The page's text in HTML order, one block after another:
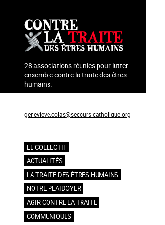
contenu
principal
28 associations réunies pour lutter
ensemble contre la traite des êtres
humains.
genevieve.colas@secours-catholique.org
Navigation
principale
LE COLLECTIF
ACTUALITÉS
LA TRAITE DES ÊTRES HUMAINS
NOTRE PLAIDOYER
AGIR CONTRE LA TRAITE
COMMUNIQUÉS